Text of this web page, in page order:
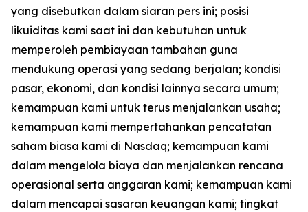
yang disebutkan dalam siaran pers ini; posisi
likuiditas kami saat ini dan kebutuhan untuk
memperoleh pembiayaan tambahan guna
mendukung operasi yang sedang berjalan; kondisi
pasar, ekonomi, dan kondisi lainnya secara umum;
kemampuan kami untuk terus menjalankan usaha;
kemampuan kami mempertahankan pencatatan
saham biasa kami di Nasdaq; kemampuan kami
dalam mengelola biaya dan menjalankan rencana
operasional serta anggaran kami; kemampuan kami
dalam mencapai sasaran keuangan kami; tingkat